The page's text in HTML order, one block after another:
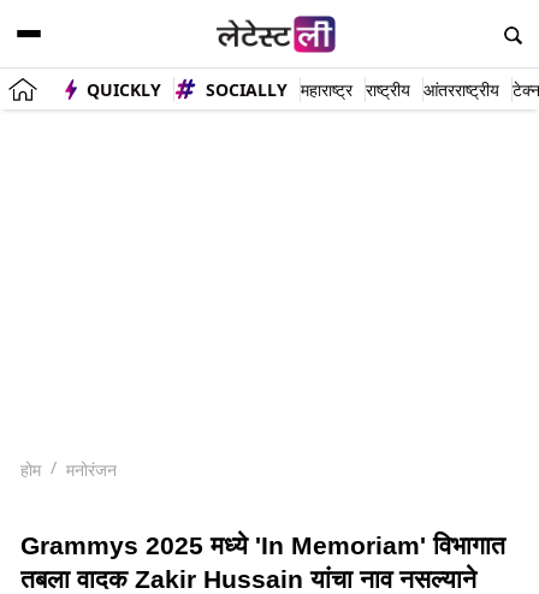
QUICKLY SOCIALLY महाराष्ट्र राष्ट्रीय आंतरराष्ट्रीय
होम मनोरंजन
Grammys 2025 मध्ये 'In Memoriam' विभागात
तबला वादक Zakir Hussain यांचा नाव नसल्याने